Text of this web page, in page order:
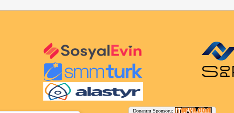
Donanım Sponsoru: